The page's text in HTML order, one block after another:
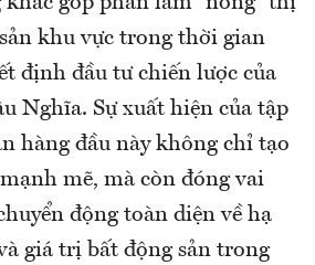
khu vực trong thời gian
định đầu tư chiến lược của
Nghĩa. Sự xuất hiện của tập
hàng đầu này không chỉ tạo
mẽ, mà còn đóng vai
động toàn diện về hạ
giá trị bất động sản trong